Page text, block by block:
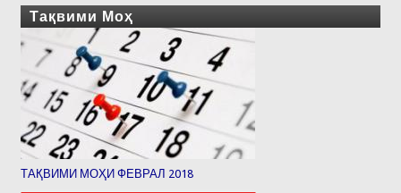
Тақвими Моҳ
ТАҚВИМИ МОҲИ ФЕВРАЛ 2018